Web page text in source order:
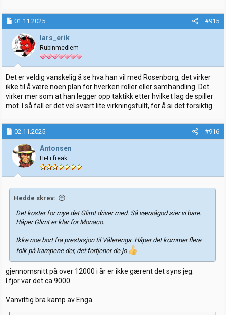
01.11.2025 #915
lars_erik
Rubinmedlem
Det er veldig vanskelig å se hva han vil med Rosenborg, det virker
ikke til å være noen plan for hverken roller eller samhandling. Det
virker mer som at han legger opp taktikk etter hvilket lag de spiller
mot. I så fall er det vel svært lite virkningsfullt, for å si det forsiktig.
02.11.2025 #916
Antonsen
Hi-Fi freak
Hedde skrev:
Det koster for mye det Glimt driver med. Så værsågod sier vi bare.
Håper Glimt er klar for Monaco.
Ikke noe bort fra prestasjon til Vålerenga. Håper det kommer flere
folk på kampene der, det fortjener de jo
gjennomsnitt på over 12000 i år er ikke gærent det syns jeg.
I fjor var det ca 9000.
Vanvittig bra kamp av Enga.